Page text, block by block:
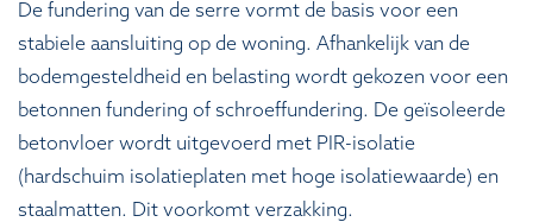
De fundering van de serre vormt de basis voor een
stabiele aansluiting op de woning. Afhankelijk van de
bodemgesteldheid en belasting wordt gekozen voor een
betonnen fundering of schroeffundering. De geïsoleerde
betonvloer wordt uitgevoerd met PIR-isolatie
(hardschuim isolatieplaten met hoge isolatiewaarde) en
staalmatten. Dit voorkomt verzakking.